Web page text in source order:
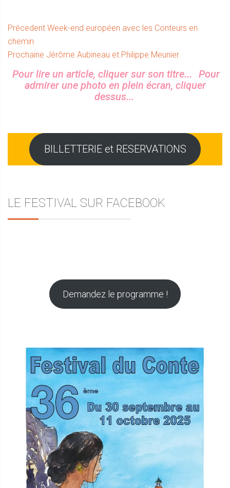
Navigation
de
l’article
Précedent Article
Week-end européen avec les Conteurs en
chemin
Prochaine Article
Jérôme Aubineau et Philippe Meunier
Sidebar
Pour lire un article, cliquer sur son titre...
Pour
admirer une photo en plein écran, cliquer
dessus...
BILLETTERIE et RESERVATIONS
LE FESTIVAL SUR FACEBOOK
Demandez le programme !